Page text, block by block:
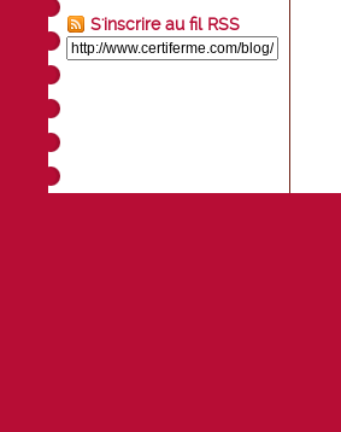
S'inscrire au fil RSS